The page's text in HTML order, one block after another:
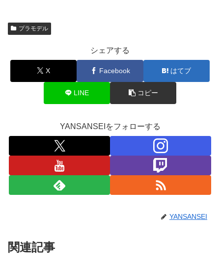
プラモデル
シェアする
X Facebook はてブ
LINE コピー
YANSANSEIをフォローする
YANSANSEI
関連記事